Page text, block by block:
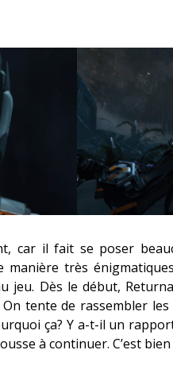
car il fait se poser
très
jeu. Dès le début,
tente de rassembler les
ça? Y a-t-il un
à continuer. C’est bien